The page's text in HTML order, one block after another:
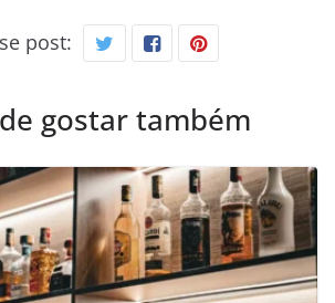
post:
gostar também